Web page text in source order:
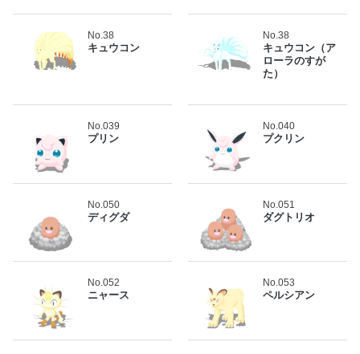
No.38
キュウコン
No.38
キュウコン（ア
ローラのすが
た）
No.039
プリン
No.040
プクリン
No.050
ディグダ
No.051
ダグトリオ
No.052
ニャース
No.053
ペルシアン